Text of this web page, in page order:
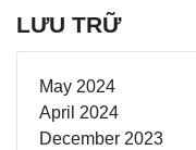
LƯU TRỮ
May 2024
April 2024
December 2023